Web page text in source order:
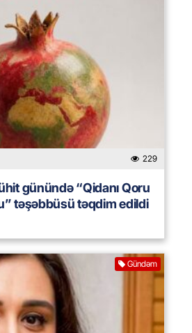
229
günündə “Qidanı Qoru
təşəbbüsü təqdim edildi
Gündəm